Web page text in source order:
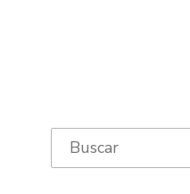
Primary
Sidebar
Search
for: